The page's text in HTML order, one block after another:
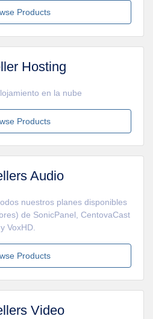
Products
Hosting
en la nube
Products
Audio
nuestros planes disponibles
de SonicPanel, CentovaCast
y VoxHD.
Products
Video